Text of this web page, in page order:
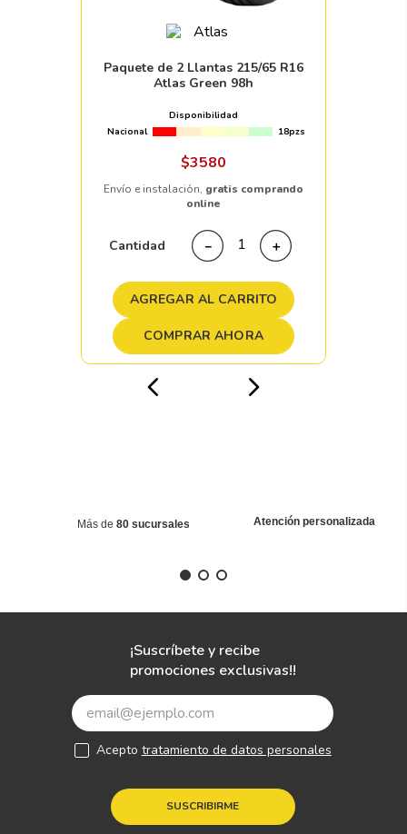
Paquete de 2 Llantas 215/65 R16
Atlas Green 98h
Disponibilidad
Nacional
18pzs
$3580
Envío e instalación, gratis comprando
online
Cantidad ＋
－
AGREGAR AL CARRITO
COMPRAR AHORA
Más de 80 sucursales Atención personalizada
¡Suscríbete y recibe
promociones exclusivas!!
SUSCRIBIRME
Acepto tratamiento de datos personales